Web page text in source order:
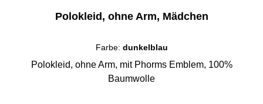
Polokleid, ohne Arm, Mädchen
Farbe: dunkelblau
Polokleid, ohne Arm, mit Phorms Emblem, 100%
Baumwolle